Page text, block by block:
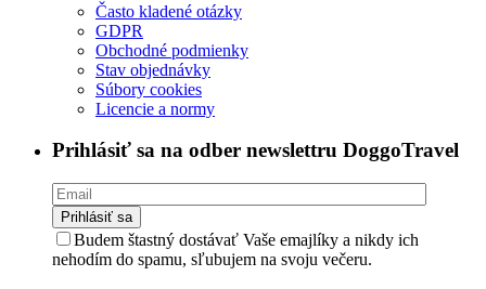
Často kladené otázky
GDPR
Obchodné podmienky
Stav objednávky
Súbory cookies
Licencie a normy
Prihlásiť sa na odber newslettru DoggoTravel
Budem štastný dostávať Vaše emajlíky a nikdy ich
nehodím do spamu, sľubujem na svoju večeru.